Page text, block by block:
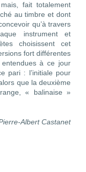
fait totalement
au timbre et dont
qu’à travers
instrument et
choisissent cet
fort différentes
à ce jour
pari : l’initiale pour
que la deuxième
« balinaise »
Albert Castanet